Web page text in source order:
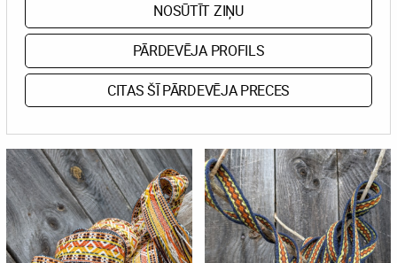
NOSŪTĪT ZIŅU
PĀRDEVĒJA PROFILS
CITAS ŠĪ PĀRDEVĒJA PRECES